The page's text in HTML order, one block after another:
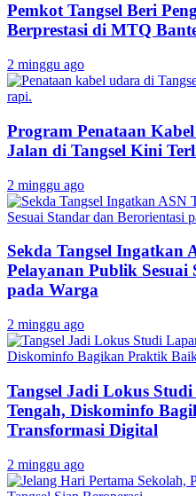
Pemkot Tangsel Beri
Berprestasi di MTQ
2 minggu ago
Program Penataan
Jalan di Tangsel Kini
2 minggu ago
Sekda Tangsel Ingatkan
Pelayanan Publik
pada Warga
2 minggu ago
Tangsel Jadi Lokus
Tengah, Diskominfo
Transformasi Digital
2 minggu ago